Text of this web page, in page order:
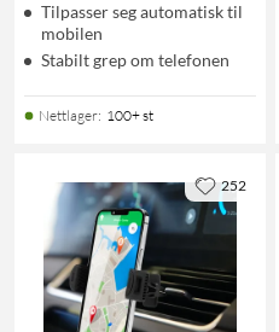
Tilpasser seg automatisk til
mobilen
Stabilt grep om telefonen
Nettlager: 100+ st
252